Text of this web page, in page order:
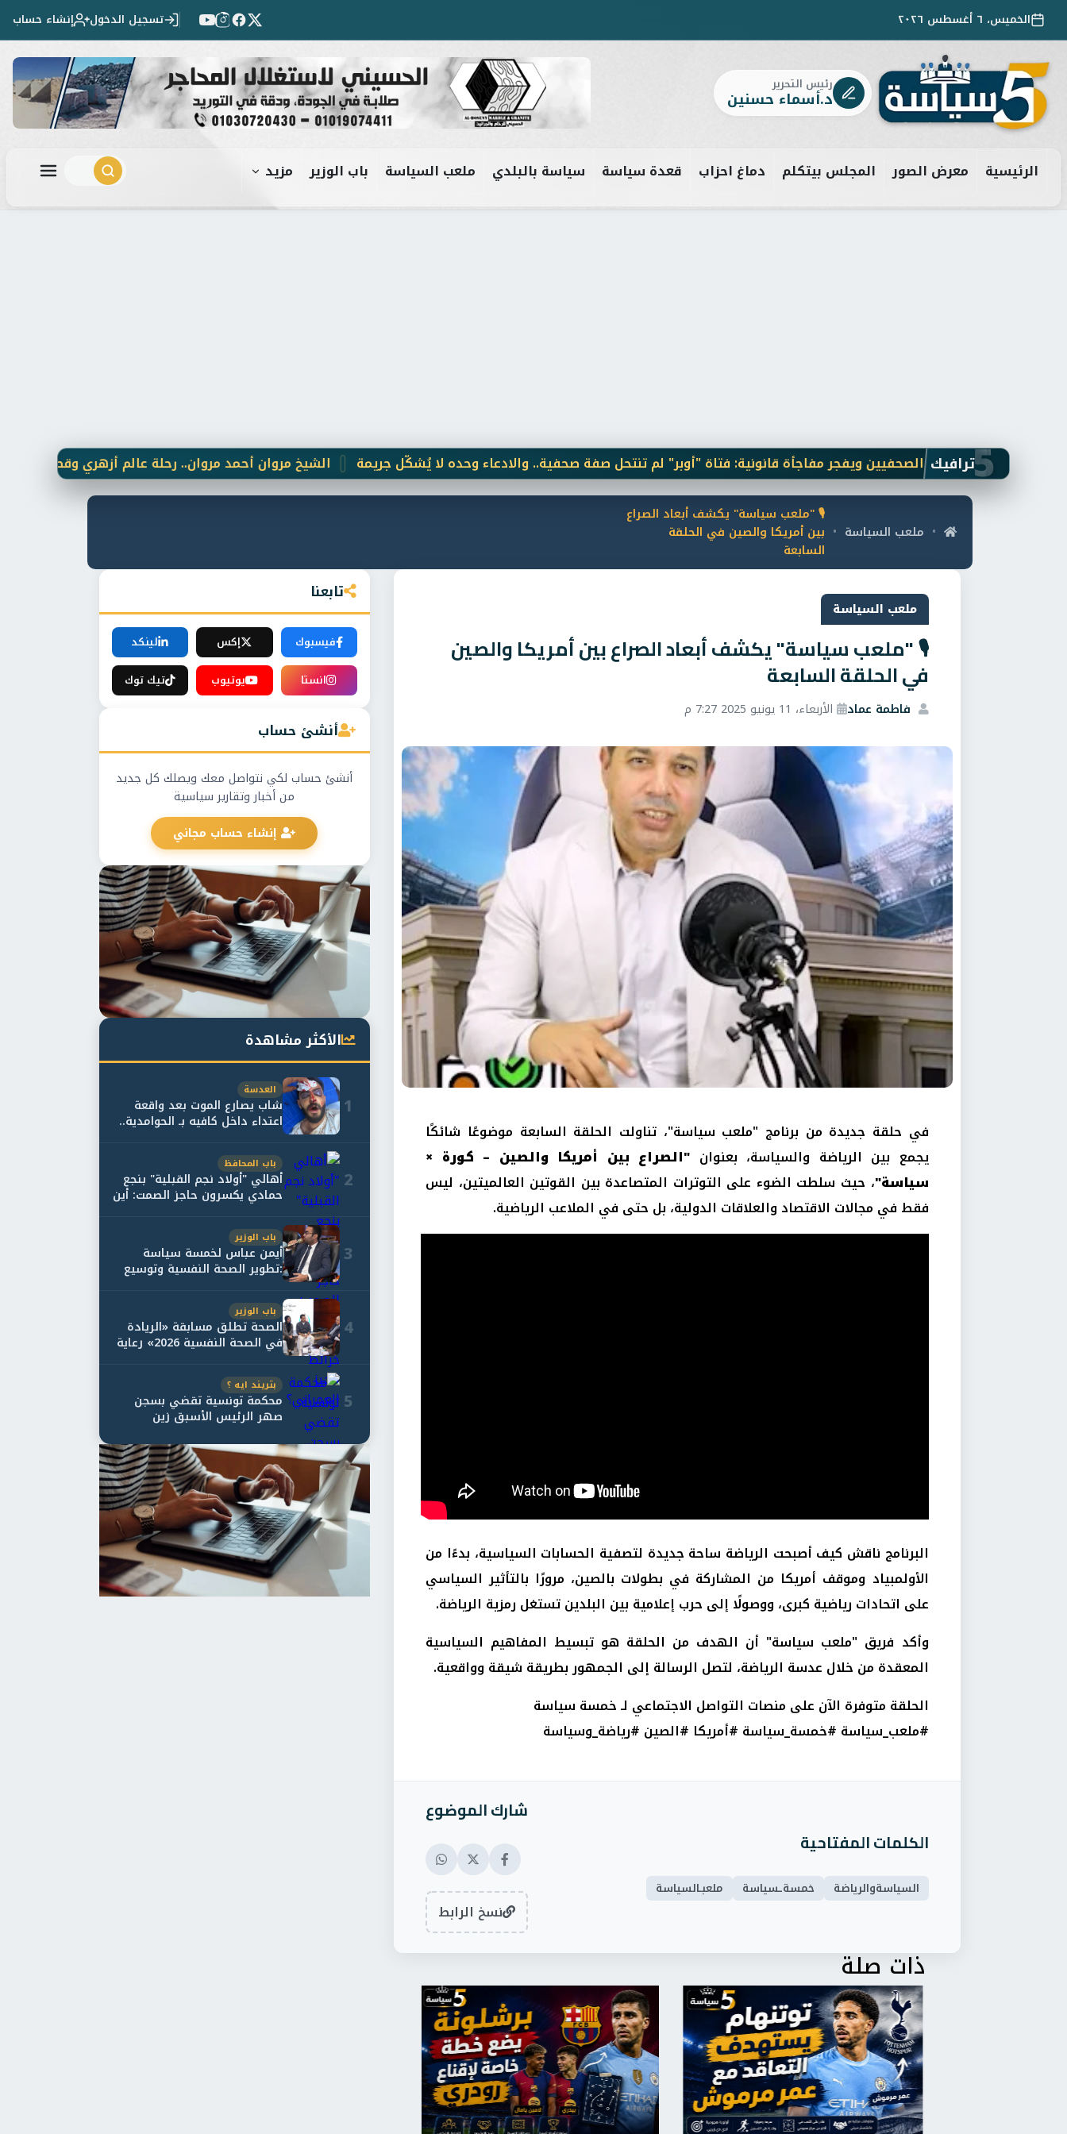
الخميس، ٦ أغسطس ٢٠٢٦ تسجيل الدخول إنشاء حساب
رئيس التحرير
د.أسماء حسنين
الرئيسية معرض الصور المجلس بيتكلم دماغ احزاب قعدة سياسة سياسة بالبلدي ملعب السياسة باب الوزير مزيد
5ترافيك الشيخ مروان أحمد مروان.. رحلة عالم أزهري وقطب "خلوتي" جمع بلاغ نقيب الصحفيين ويفجر مفاجأة قانونية: فتاة "أوبر" لم تنتحل صفة صحفية.. والادعاء وحده لا يُشكّل جريمة
• ملعب السياسة •
🎙️ "ملعب سياسة" يكشف أبعاد الصراع
بين أمريكا والصين في الحلقة
السابعة
ملعب السياسة
🎙️ "ملعب سياسة" يكشف أبعاد الصراع بين أمريكا والصين
في الحلقة السابعة
فاطمة عماد الأربعاء، 11 يونيو 2025 7:27 م
في حلقة جديدة من برنامج "ملعب سياسة"، تناولت الحلقة السابعة موضوعًا شائكًا
يجمع بين الرياضة والسياسة، بعنوان "الصراع بين أمريكا والصين – كورة ×
سياسة"، حيث سلطت الضوء على التوترات المتصاعدة بين القوتين العالميتين، ليس
فقط في مجالات الاقتصاد والعلاقات الدولية، بل حتى في الملاعب الرياضية.
البرنامج ناقش كيف أصبحت الرياضة ساحة جديدة لتصفية الحسابات السياسية، بدءًا من
الأولمبياد وموقف أمريكا من المشاركة في بطولات بالصين، مرورًا بالتأثير السياسي
على اتحادات رياضية كبرى، ووصولًا إلى حرب إعلامية بين البلدين تستغل رمزية الرياضة.
وأكد فريق "ملعب سياسة" أن الهدف من الحلقة هو تبسيط المفاهيم السياسية
المعقدة من خلال عدسة الرياضة، لتصل الرسالة إلى الجمهور بطريقة شيقة وواقعية.
الحلقة متوفرة الآن على منصات التواصل الاجتماعي لـ خمسة سياسة
#ملعب_سياسة #خمسة_سياسة #أمريكا #الصين #رياضة_وسياسة
الكلمات المفتاحية
السياسةوالرياضة خمسةـسياسة ملعبـالسياسة
شارك الموضوع
نسخ الرابط
ذات صلة
تابعنا
فيسبوك إكس
لينكد
انستا
يوتيوب تيك توك
أنشئ حساب
أنشئ حساب لكي نتواصل معك ويصلك كل جديد
من أخبار وتقارير سياسية
إنشاء حساب مجاني
الأكثر مشاهدة
1
العدسة
شاب يصارع الموت بعد واقعة
اعتداء داخل كافيه بـ الحوامدية..
وأسرته...
2
باب المحافظ
أهالي "أولاد نجم القبلية" بنجع
حمادي يكسرون حاجز الصمت: أين
3
باب الوزير
أيمن عباس لخمسة سياسة
:تطوير الصحة النفسية وتوسيع
خدمات العلاج و...
4
باب الوزير
الصحة تطلق مسابقة «الريادة
في الصحة النفسية 2026» رعاية
نفسية اف...
5
بتريند ايه ؟
محكمة تونسية تقضي بسجن
صهر الرئيس الأسبق زين